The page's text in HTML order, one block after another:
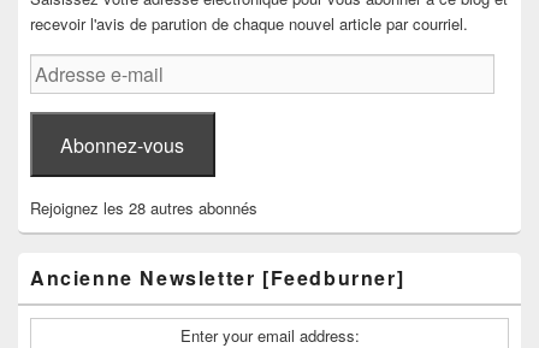
recevoir l'avis de parution de chaque nouvel article par courriel.
Adresse
e-
mail
Abonnez-vous
Rejoignez les 28 autres abonnés
Ancienne Newsletter [Feedburner]
Enter your email address: